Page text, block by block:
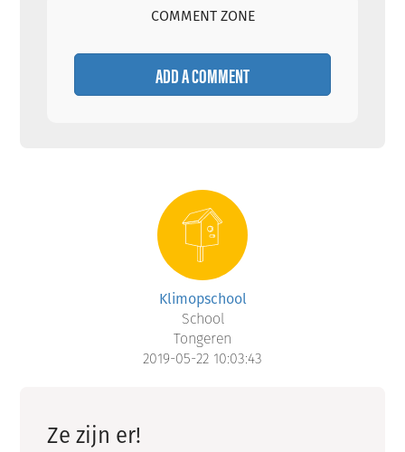
COMMENT ZONE
ADD A COMMENT
Klimopschool
School
Tongeren
2019-05-22 10:03:43
Ze zijn er!